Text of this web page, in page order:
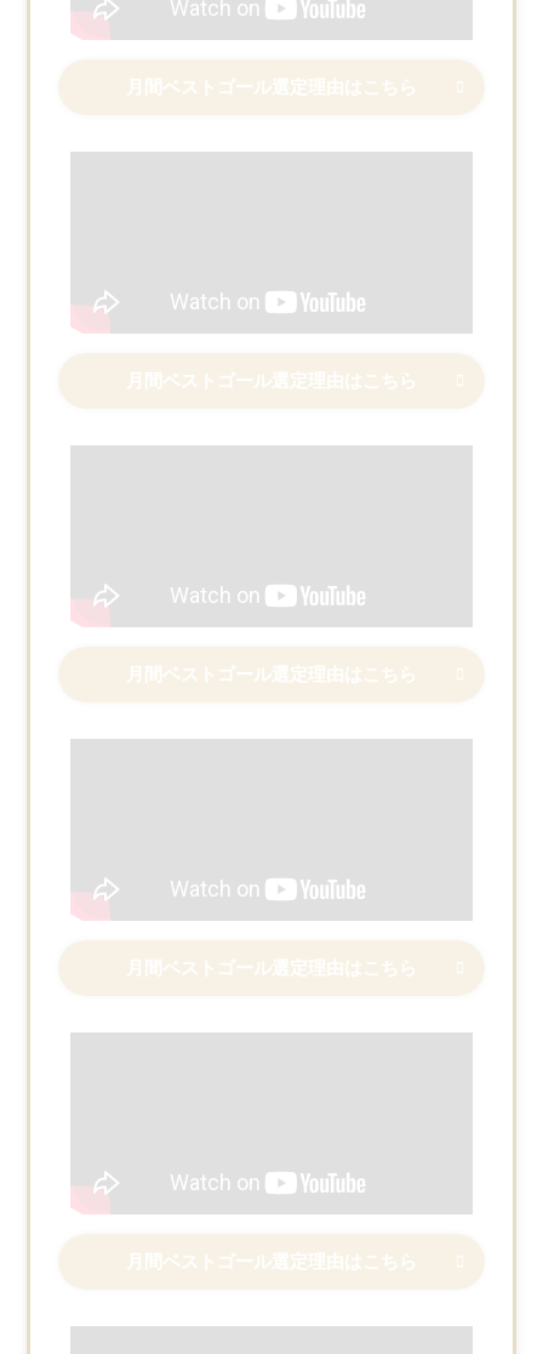
月間ベストゴール選定理由はこちら
月間ベストゴール選定理由はこちら
月間ベストゴール選定理由はこちら
月間ベストゴール選定理由はこちら
月間ベストゴール選定理由はこちら